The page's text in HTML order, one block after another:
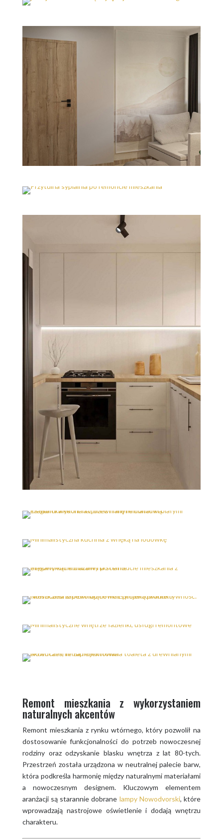
Remont mieszkania z wykorzystaniem
naturalnych akcentów
Remont mieszkania z rynku wtórnego, który pozwolił na
dostosowanie funkcjonalności do potrzeb nowoczesnej
rodziny oraz odzyskanie blasku wnętrza z lat 80-tych.
Przestrzeń została urządzona w neutralnej palecie barw,
która podkreśla harmonię między naturalnymi materiałami
a nowoczesnym designem. Kluczowym elementem
aranżacji są starannie dobrane lampy Nowodvorski, które
wprowadzają nastrojowe oświetlenie i dodają wnętrzu
charakteru.